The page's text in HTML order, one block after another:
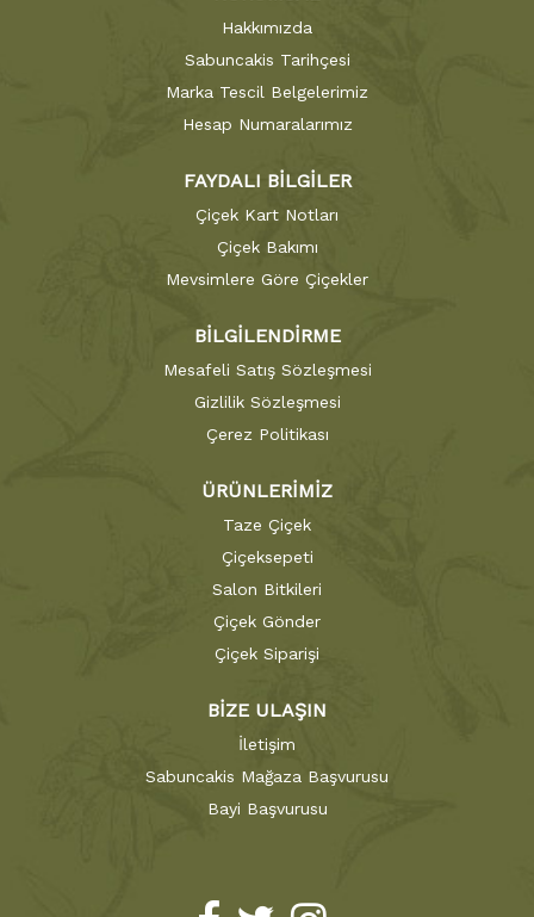
Hakkımızda
Sabuncakis Tarihçesi
Marka Tescil Belgelerimiz
Hesap Numaralarımız
FAYDALI BİLGİLER
Çiçek Kart Notları
Çiçek Bakımı
Mevsimlere Göre Çiçekler
BİLGİLENDİRME
Mesafeli Satış Sözleşmesi
Gizlilik Sözleşmesi
Çerez Politikası
ÜRÜNLERİMİZ
Taze Çiçek
Çiçeksepeti
Salon Bitkileri
Çiçek Gönder
Çiçek Siparişi
BİZE ULAŞIN
İletişim
Sabuncakis Mağaza Başvurusu
Bayi Başvurusu